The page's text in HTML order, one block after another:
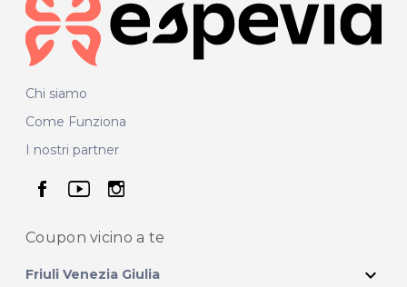
Chi siamo
Come Funziona
I nostri partner
seguici su facebook
seguici su youtube
seguici su instagram
Coupon vicino a te
Friuli Venezia Giulia expand_more